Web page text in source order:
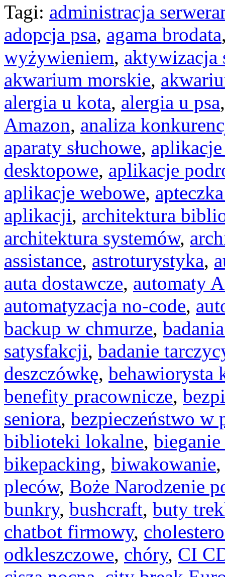
Tagi: administracja
adopcja psa, agama brodata
wyżywieniem, aktywizacja
akwarium morskie,
alergia u kota, alergia u psa
Amazon, analiza
aparaty słuchowe,
desktopowe, aplikacje
aplikacje webowe,
aplikacji, architektura
architektura systemów,
assistance, astroturystyka,
auta dostawcze, automaty
automatyzacja no-code,
backup w chmurze,
satysfakcji, badanie
deszczówkę, behawiorysta
benefity pracownicze,
seniora, bezpieczeństwo w
biblioteki lokalne,
bikepacking, biwakowanie
pleców, Boże Narodzenie
bunkry, bushcraft, buty
chatbot firmowy,
odkleszczowe, chóry, CI